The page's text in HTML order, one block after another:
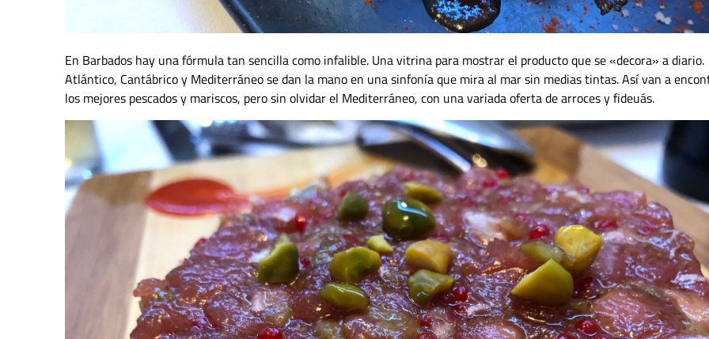
En Barbados hay una fórmula tan sencilla como infalible. Una vitrina para mostrar el producto que se «decora» a diario.
Atlántico, Cantábrico y Mediterráneo se dan la mano en una sinfonía que mira al mar sin medias tintas. Así van a
los mejores pescados y mariscos, pero sin olvidar el Mediterráneo, con una variada oferta de arroces y fideuás.